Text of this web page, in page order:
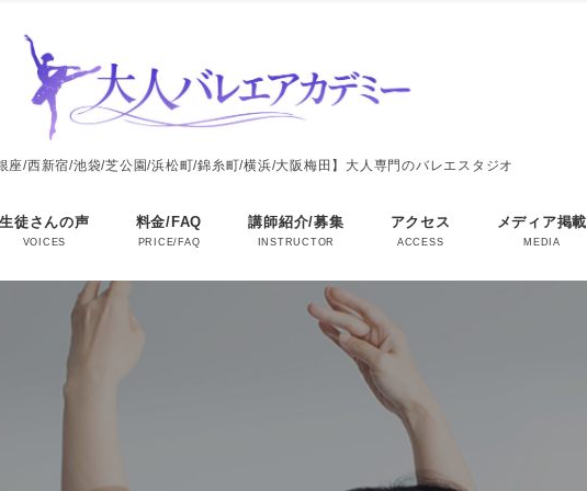
座/西新宿/池袋/芝公園/浜松町/錦糸町/横浜/大阪梅田】大人専門のバレエスタジオ
生徒さんの声
VOICES
料金/FAQ
PRICE/FAQ
講師紹介/募集
INSTRUCTOR
アクセス
ACCESS
メディア掲載
MEDIA